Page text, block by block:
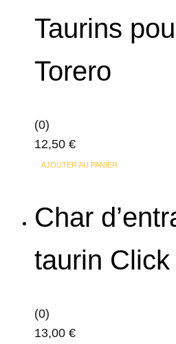
Taurins
Torero
(0)
12,50 €
AJOUTER AU PANIER
Char
taurin Click
(0)
13,00 €